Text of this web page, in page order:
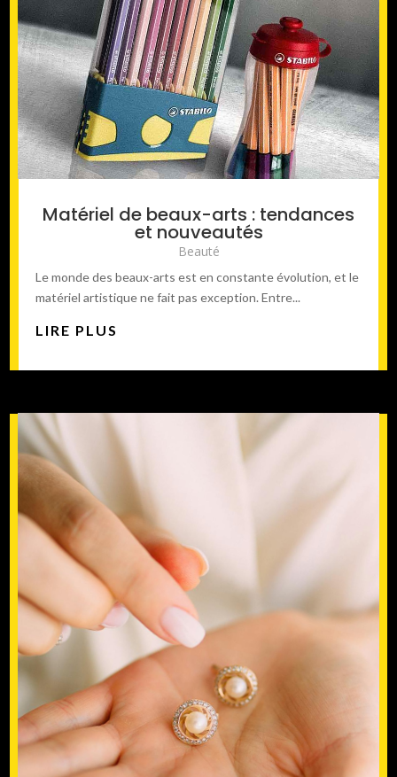
Matériel de beaux-arts : tendances
et nouveautés
Beauté
Le monde des beaux-arts est en constante évolution, et le
matériel artistique ne fait pas exception. Entre...
LIRE PLUS